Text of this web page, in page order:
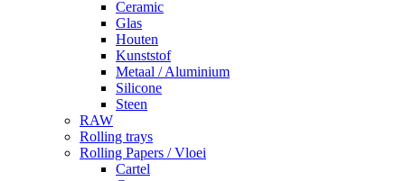
Ceramic
Glas
Houten
Kunststof
Metaal / Aluminium
Silicone
Steen
RAW
Rolling trays
Rolling Papers / Vloei
Cartel